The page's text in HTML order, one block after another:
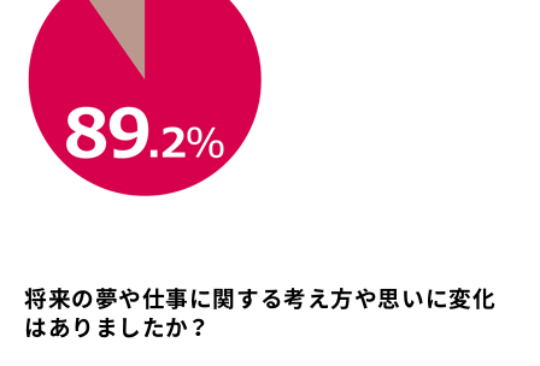
将来の夢や仕事に関する考え方や思いに変化
はありましたか？